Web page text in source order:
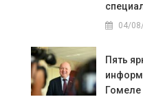
04/
Пять
Гомеле